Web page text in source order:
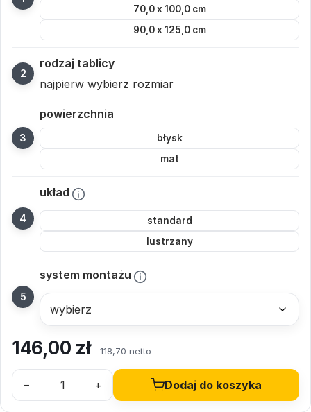
70,0 x 100,0 cm
90,0 x 125,0 cm
rodzaj tablicy
najpierw wybierz rozmiar
powierzchnia
błysk
mat
układ
standard
lustrzany
system montażu
146,00 zł 118,70 netto
– + Dodaj do koszyka